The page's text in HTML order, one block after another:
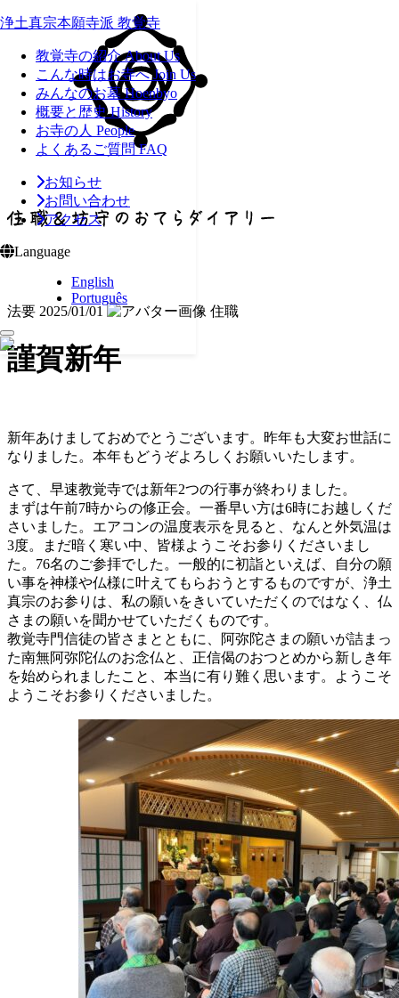
浄土真宗本願寺派 教覚寺
教覚寺の紹介 About Us
こんな時はお寺へ Join Us
みんなのお墓 Hoenbyo
概要と歴史 History
お寺の人 People
よくあるご質問 FAQ
お知らせ
お問い合わせ
アクセス
Language
English
Português
法要 2025/01/01 住職
謹賀新年
新年あけましておめでとうございます。昨年も大変お世話に
なりました。本年もどうぞよろしくお願いいたします。
さて、早速教覚寺では新年2つの行事が終わりました。
まずは午前7時からの修正会。一番早い方は6時にお越しくだ
さいました。エアコンの温度表示を見ると、なんと外気温は
3度。まだ暗く寒い中、皆様ようこそお参りくださいまし
た。76名のご参拝でした。一般的に初詣といえば、自分の願
い事を神様や仏様に叶えてもらおうとするものですが、浄土
真宗のお参りは、私の願いをきいていただくのではなく、仏
さまの願いを聞かせていただくものです。
教覚寺門信徒の皆さまとともに、阿弥陀さまの願いが詰まっ
た南無阿弥陀仏のお念仏と、正信偈のおつとめから新しき年
を始められましたこと、本当に有り難く思います。ようこそ
ようこそお参りくださいました。